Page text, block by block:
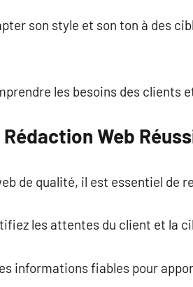
son style et son ton à des
les besoins des clients
Web
de qualité, il est essentiel de
les attentes du client et la
informations fiables pour